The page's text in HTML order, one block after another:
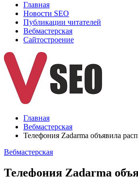
Главная
Новости SEO
Публикации читателей
Вебмастерская
Сайтостроение
Главная
Вебмастерская
Телефония Zadarma объявила
Вебмастерская
Телефония Zadarma